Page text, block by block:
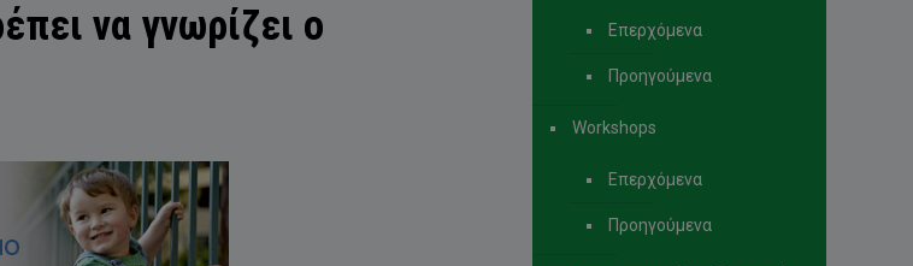
να γνωρίζει ο
Επερχόμενα
Προηγούμενα
Workshops
Επερχόμενα
Προηγούμενα